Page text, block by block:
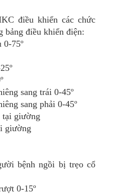
điều khiển các chức
bảng điều khiển điện:
0-75º
sang trái 0-45º
sang phải 0-45º
tại giường
giường
bệnh ngồi bị trẹo cổ
0-15º